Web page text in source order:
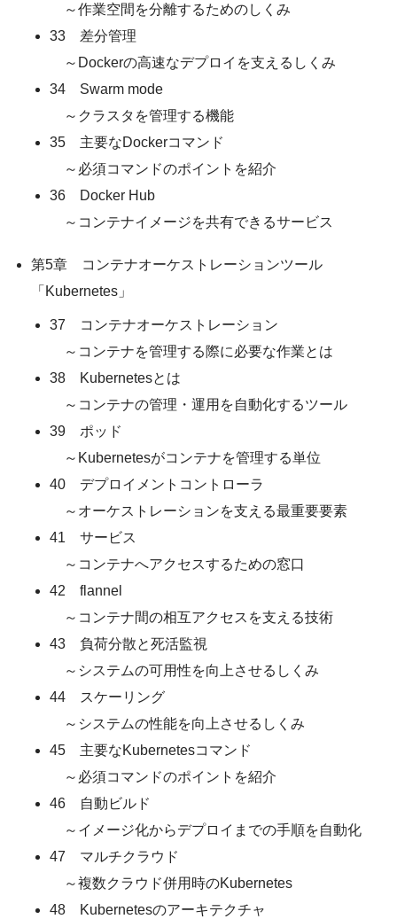
～作業空間を分離するためのしくみ
33 差分管理
～Dockerの高速なデプロイを支えるしくみ
34 Swarm mode
～クラスタを管理する機能
35 主要なDockerコマンド
～必須コマンドのポイントを紹介
36 Docker Hub
～コンテナイメージを共有できるサービス
第5章 コンテナオーケストレーションツール
「Kubernetes」
37 コンテナオーケストレーション
～コンテナを管理する際に必要な作業とは
38 Kubernetesとは
～コンテナの管理・運用を自動化するツール
39 ポッド
～Kubernetesがコンテナを管理する単位
40 デプロイメントコントローラ
～オーケストレーションを支える最重要要素
41 サービス
～コンテナへアクセスするための窓口
42 flannel
～コンテナ間の相互アクセスを支える技術
43 負荷分散と死活監視
～システムの可用性を向上させるしくみ
44 スケーリング
～システムの性能を向上させるしくみ
45 主要なKubernetesコマンド
～必須コマンドのポイントを紹介
46 自動ビルド
～イメージ化からデプロイまでの手順を自動化
47 マルチクラウド
～複数クラウド併用時のKubernetes
48 Kubernetesのアーキテクチャ